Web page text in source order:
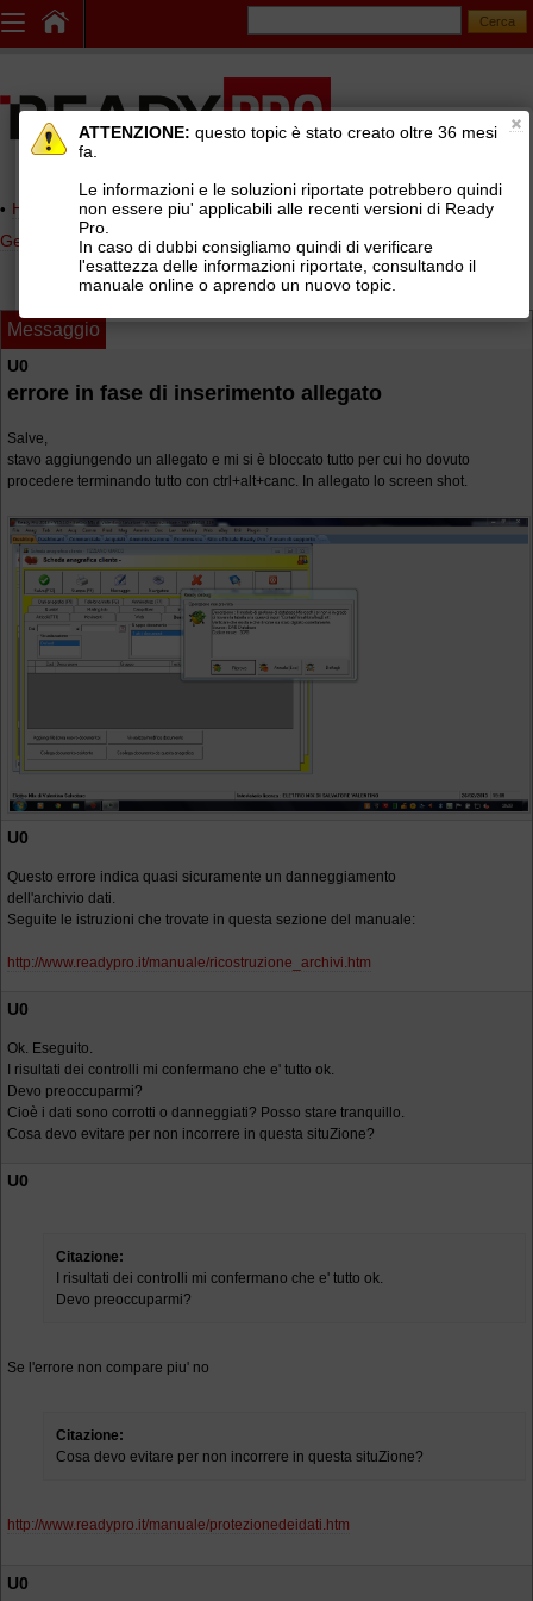
Home page> AREE DI SUPPORTO TECNICO GRATUITO>
Gestionale Ready Pro>Archiviazione documentale
Messaggio
U0
errore in fase di inserimento allegato
Salve,
stavo aggiungendo un allegato e mi si è bloccato tutto per cui ho dovuto
procedere terminando tutto con ctrl+alt+canc. In allegato lo screen shot.
U0
Questo errore indica quasi sicuramente un danneggiamento
dell'archivio dati.
Seguite le istruzioni che trovate in questa sezione del manuale:
http://www.readypro.it/manuale/ricostruzione_archivi.htm
U0
Ok. Eseguito.
I risultati dei controlli mi confermano che e' tutto ok.
Devo preoccuparmi?
Cioè i dati sono corrotti o danneggiati? Posso stare tranquillo.
Cosa devo evitare per non incorrere in questa situZione?
U0
Citazione:
I risultati dei controlli mi confermano che e' tutto ok.
Devo preoccuparmi?
Se l'errore non compare piu' no
Citazione:
Cosa devo evitare per non incorrere in questa situZione?
http://www.readypro.it/manuale/protezionedeidati.htm
U0
ATTENZIONE: questo topic è stato creato oltre 36 mesi
fa.
Le informazioni e le soluzioni riportate potrebbero quindi
non essere piu' applicabili alle recenti versioni di Ready
Pro.
In caso di dubbi consigliamo quindi di verificare
l'esattezza delle informazioni riportate, consultando il
manuale online o aprendo un nuovo topic.